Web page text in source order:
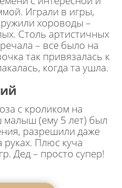
Играли в игры,
хороводы –
Столь артистичных
– все было на
так привязалась к
когда та ушла.
с кроликом на
(ему 5 лет) был
разрешили даже
руках. Плюс куча
Дед – просто супер!